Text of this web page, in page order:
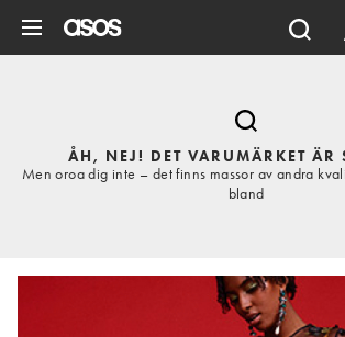
ÅH, NEJ! DET VARUMÄRKET ÄR
Men oroa dig inte – det finns massor av andra
bland